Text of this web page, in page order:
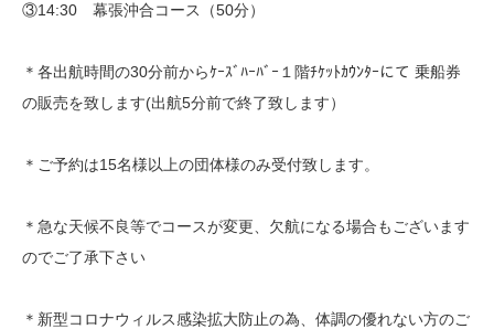
③14:30 幕張沖合コース（50分）
＊各出航時間の30分前からｹｰｽﾞﾊｰﾊﾞｰ１階ﾁｹｯﾄｶｳﾝﾀｰにて 乗船券
の販売を致します(出航5分前で終了致します）
＊ご予約は15名様以上の団体様のみ受付致します。
＊急な天候不良等でコースが変更、欠航になる場合もございます
のでご了承下さい
＊新型コロナウィルス感染拡大防止の為、体調の優れない方のご